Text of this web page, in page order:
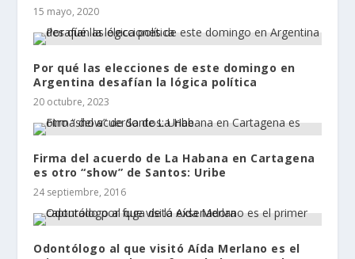
15 mayo, 2020
Por qué las elecciones de este domingo en
Argentina desafían la lógica política
20 octubre, 2023
Firma del acuerdo de La Habana en Cartagena
es otro “show” de Santos: Uribe
24 septiembre, 2016
Odontólogo al que visitó Aída Merlano es el